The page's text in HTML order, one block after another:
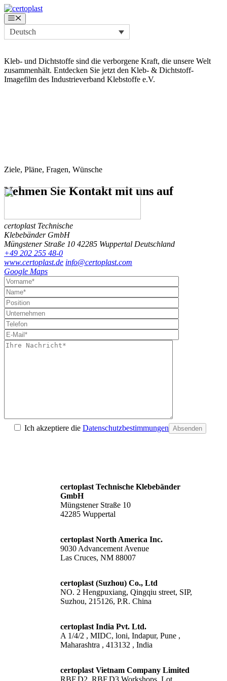
Zum
Inhalt
springen
Menü
Deutsch
Kleb- und Dichtstoffe sind die verborgene Kraft, die unsere Welt
zusammenhält. Entdecken Sie jetzt den Kleb- & Dichtstoff-
Imagefilm des Industrieverband Klebstoffe e.V.
Ziele, Pläne, Fragen, Wünsche
Nehmen Sie Kontaktmit uns auf
certoplast Technische
Klebebänder GmbH
Müngstener Straße 10 42285 Wuppertal Deutschland
+49 202 255 48-0
www.certoplast.de info@certoplast.com
Google Maps
Ich akzeptiere die Datenschutzbestimmungen Absenden
certoplast Technische Klebebänder
GmbH
Müngstener Straße 10
42285 Wuppertal
certoplast North America Inc.
9030 Advancement Avenue
Las Cruces, NM 88007
certoplast (Suzhou) Co., Ltd
NO. 2 Hengpuxiang, Qingqiu street, SIP,
Suzhou, 215126, P.R. China
certoplast India Pvt. Ltd.
A 1/4/2 , MIDC, loni, Indapur, Pune ,
Maharashtra , 413132 , India
certoplast Vietnam Company Limited